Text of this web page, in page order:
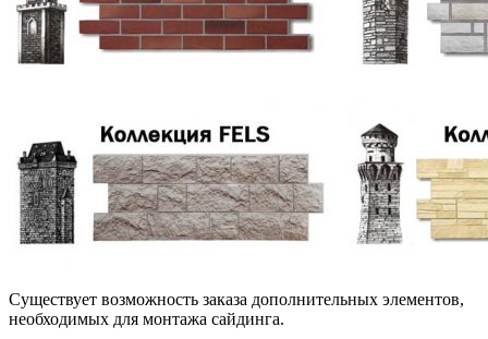
Существует возможность заказа дополнительных элементов,
необходимых для монтажа сайдинга.